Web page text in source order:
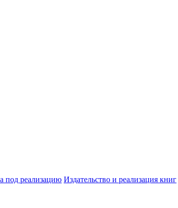
под реализацию Издательство и реализация книг